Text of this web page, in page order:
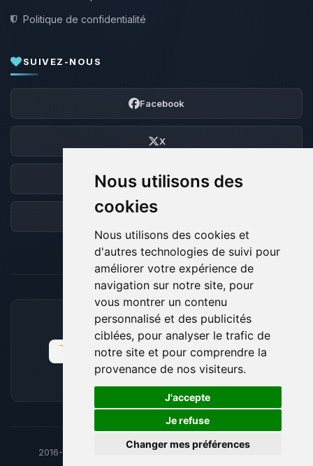
Nous utilisons des
cookies
Nous utilisons des cookies et
d'autres technologies de suivi pour
améliorer votre expérience de
navigation sur notre site, pour
vous montrer un contenu
personnalisé et des publicités
ciblées, pour analyser le trafic de
notre site et pour comprendre la
provenance de nos visiteurs.
J'accepte
Je refuse
Changer mes préférences
Politique de confidentialité
SUIVEZ-NOUS
Facebook
X
Discord
Forum
MOYENS DE PAIEMENT ACCEPTÉS
2016-26 © BoxToPlay - ByteLogic tous droits réservés
🍪